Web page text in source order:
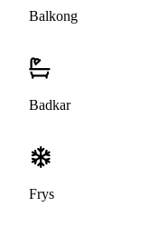
Balkong
Badkar
Frys